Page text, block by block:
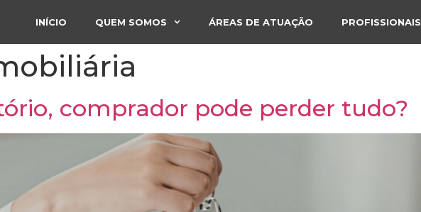
INÍCIO QUEM SOMOS ÁREAS DE ATUAÇÃO PROFISSIONAIS
comprador pode perder tudo?